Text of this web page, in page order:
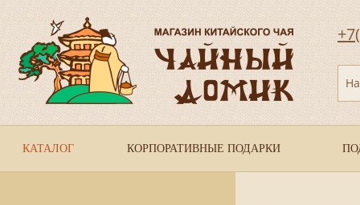
КАТАЛОГ КОРПОРАТИВНЫЕ ПОДАРКИ